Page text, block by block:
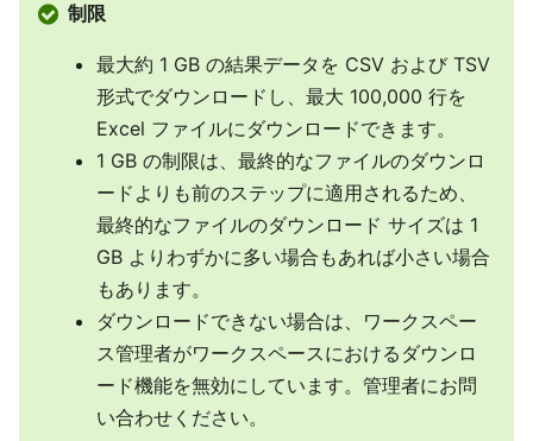
制限
最大約 1 GB の結果データを CSV および TSV
形式でダウンロードし、最大 100,000 行を
Excel ファイルにダウンロードできます。
1 GB の制限は、最終的なファイルのダウンロ
ードよりも前のステップに適用されるため、
最終的なファイルのダウンロード サイズは 1
GB よりわずかに多い場合もあれば小さい場合
もあります。
ダウンロードできない場合は、ワークスペー
ス管理者がワークスペースにおけるダウンロ
ード機能を無効にしています。管理者にお問
い合わせください。